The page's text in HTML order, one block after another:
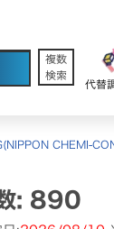
複数
検索
代替
CHEMI-
: 890